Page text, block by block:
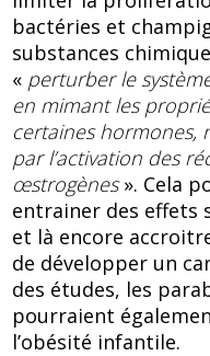
bactéries et
substances
« perturber le
en mimant les
certaines hormones,
par l’activation des
œstrogènes». Cela
entrainer des effets
et là encore
de développer un
des études, les
pourraient
l’obésité infantile.